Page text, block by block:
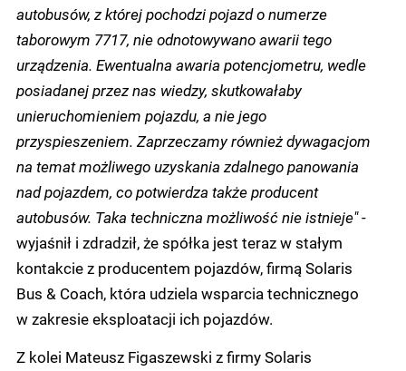
autobusów, z której pochodzi pojazd o numerze
taborowym 7717, nie odnotowywano awarii tego
urządzenia. Ewentualna awaria potencjometru, wedle
posiadanej przez nas wiedzy, skutkowałaby
unieruchomieniem pojazdu, a nie jego
przyspieszeniem. Zaprzeczamy również dywagacjom
na temat możliwego uzyskania zdalnego panowania
nad pojazdem, co potwierdza także producent
autobusów. Taka techniczna możliwość nie istnieje"-
wyjaśnił i zdradził, że spółka jest teraz w stałym
kontakcie z producentem pojazdów, firmą Solaris
Bus & Coach, która udziela wsparcia technicznego
w zakresie eksploatacji ich pojazdów.
Z kolei Mateusz Figaszewski z firmy Solaris